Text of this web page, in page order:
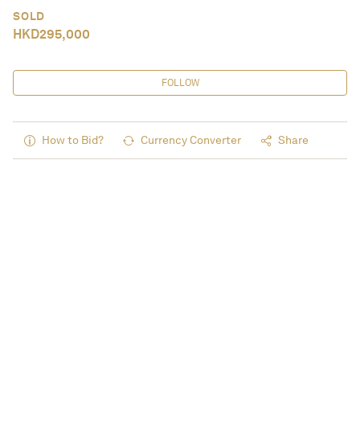
SOLD
HKD295,000
FOLLOW
How to Bid? Currency Converter Share